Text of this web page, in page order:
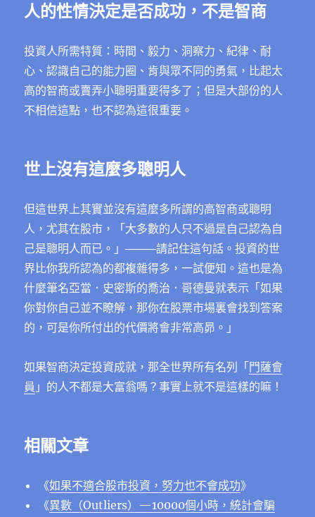
人的性情決定是否成功 ，不是智商
投資人所需特質：時間、毅力、洞察力、紀律、耐
心、認識自己的能力圈、肯與眾不同的勇氣，比起太
高的智商或賣弄小聰明重要得多了；但是大部份的人
不相信這點，也不認為這很重要。
世上沒有這麼多聰明人
但這世界上其實並沒有這麼多所謂的高智商或聰明
人，尤其在股市，「大多數的人只不過是自己認為自
己是聰明人而已。」────請記住這句話。投資的世
界比你我所認為的都複雜得多，一試便知。這也是為
什麼筆名亞當．史密斯的喬治．哥德曼就表示「如果
你對你自己並不瞭解，那你在股票市場裏會找到答案
的，可是你所付出的代價將會非常高昴。」
如果智商決定投資成就，那全世界所有名列「 門薩會
員 」的人不都是大富翁嗎？事實上就不是這樣的嘛！
相關文章
《如果不適合股市投資，努力也不會成功》
《異數（Outliers）—10000個小時，統計會騙